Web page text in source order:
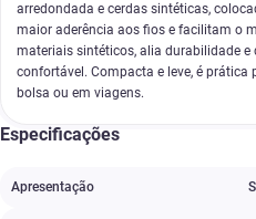
arredondada e cerdas sintéticas,
maior aderência aos fios e facilitam o
materiais sintéticos, alia durabilidade
confortável. Compacta e leve, é prática
bolsa ou em viagens.
Especificações
Apresentação